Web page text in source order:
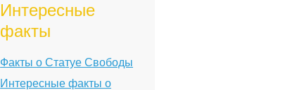
Интересные
факты
Факты о Статуе Свободы
Интересные факты о